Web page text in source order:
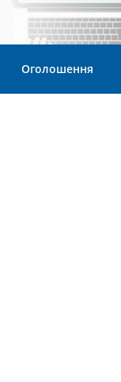
Оголошення